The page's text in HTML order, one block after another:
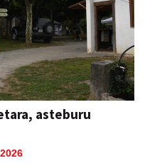
asteburu